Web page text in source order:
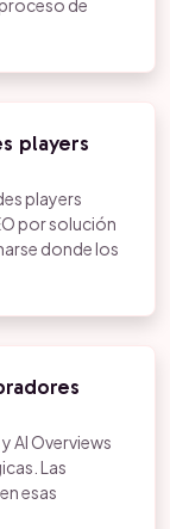
de
players
players
por solución
donde los
AI Overviews
Las
esas